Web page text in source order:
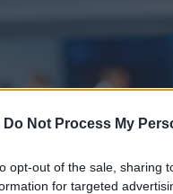
Do Not Process My
opt-out of the sale, sharing
for targeted